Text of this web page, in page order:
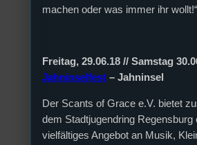
machen oder was immer ihr wollt!“
Freitag, 29.06.18 // Samstag
Jahninselfest – Jahninsel
Der Scants of Grace e.V. bietet
dem Stadtjugendring Regensburg
vielfältiges Angebot an Musik,